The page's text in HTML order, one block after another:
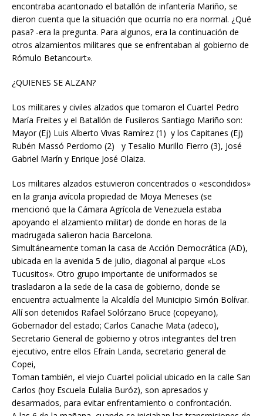
encontraba acantonado el batallón de infantería Mariño, se
dieron cuenta que la situación que ocurría no era normal. ¿Qué
pasa? -era la pregunta. Para algunos, era la continuación de
otros alzamientos militares que se enfrentaban al gobierno de
Rómulo Betancourt».
¿QUIENES SE ALZAN?
Los militares y civiles alzados que tomaron el Cuartel Pedro
María Freites y el Batallón de Fusileros Santiago Mariño son:
Mayor (Ej) Luis Alberto Vivas Ramírez (1) y los Capitanes (Ej)
Rubén Massó Perdomo (2) y Tesalio Murillo Fierro (3), José
Gabriel Marín y Enrique José Olaiza.
Los militares alzados estuvieron concentrados o «escondidos»
en la granja avícola propiedad de Moya Meneses (se
mencionó que la Cámara Agrícola de Venezuela estaba
apoyando el alzamiento militar) de donde en horas de la
madrugada salieron hacia Barcelona.
Simultáneamente toman la casa de Acción Democrática (AD),
ubicada en la avenida 5 de julio, diagonal al parque «Los
Tucusitos». Otro grupo importante de uniformados se
trasladaron a la sede de la casa de gobierno, donde se
encuentra actualmente la Alcaldía del Municipio Simón Bolívar.
Allí son detenidos Rafael Solórzano Bruce (copeyano),
Gobernador del estado; Carlos Canache Mata (adeco),
Secretario General de gobierno y otros integrantes del tren
ejecutivo, entre ellos Efraín Landa, secretario general de
Copei,
Toman también, el viejo Cuartel policial ubicado en la calle San
Carlos (hoy Escuela Eulalia Buróz), son apresados y
desarmados, para evitar enfrentamiento o confrontación.